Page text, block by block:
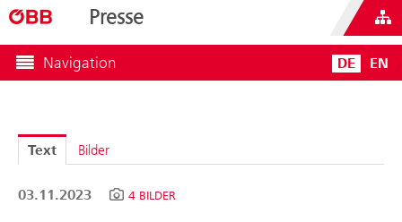
Presse
Navigation DE EN
Text Bilder
03.11.2023 4 BILDER